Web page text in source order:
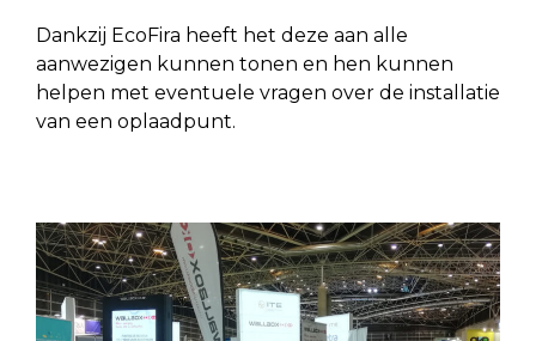
Dankzij EcoFira heeft het deze aan alle
aanwezigen kunnen tonen en hen kunnen
helpen met eventuele vragen over de installatie
van een oplaadpunt.